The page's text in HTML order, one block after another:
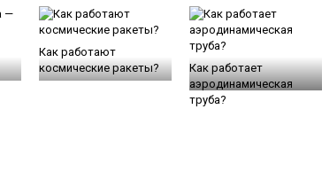
Как работают
космические ракеты?
Как работает
аэродинамическая
труба?